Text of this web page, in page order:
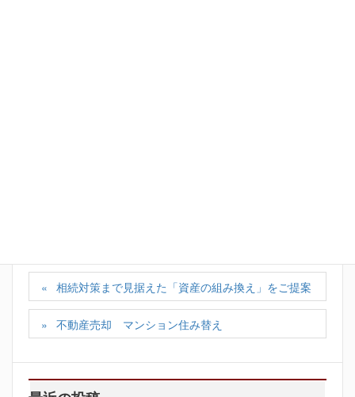
相続対策まで見据えた「資産の組み換え」をご提案
不動産売却 マンション住み替え